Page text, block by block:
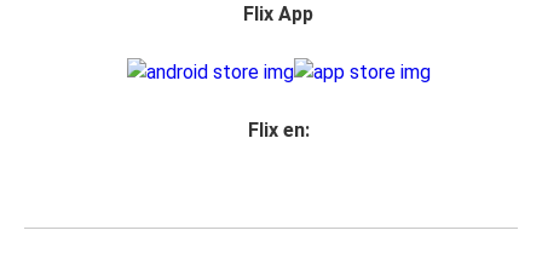
Flix App
Flix en: